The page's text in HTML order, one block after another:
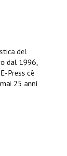
del
dal 1996,
Press c'è
25 anni